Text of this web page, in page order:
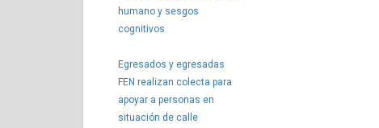
humano y sesgos
cognitivos
Egresados y egresadas
FEN realizan colecta para
apoyar a personas en
situación de calle